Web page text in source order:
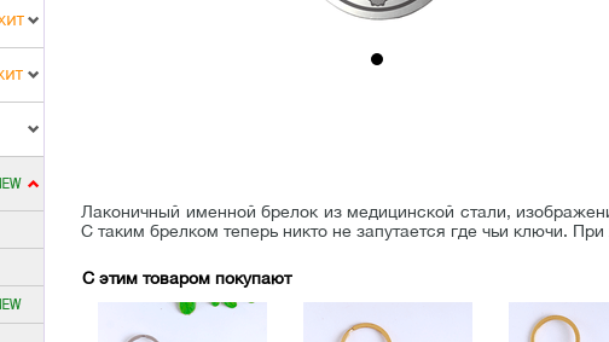
Лаконичный именной брелок из медицинской стали,
С таким брелком теперь никто не запутается где чьи ключи.
С этим товаром покупают